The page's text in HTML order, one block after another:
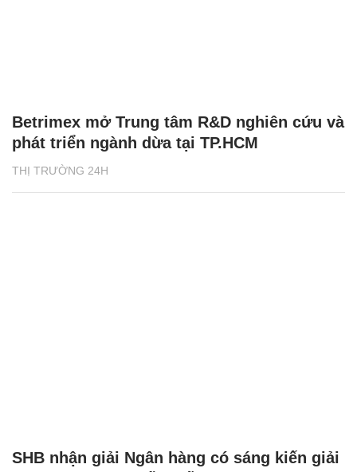
THỊ TRƯỜNG 24H
Betrimex mở Trung tâm R&D nghiên cứu và
phát triển ngành dừa tại TP.HCM
SHB nhận giải Ngân hàng có sáng kiến giải